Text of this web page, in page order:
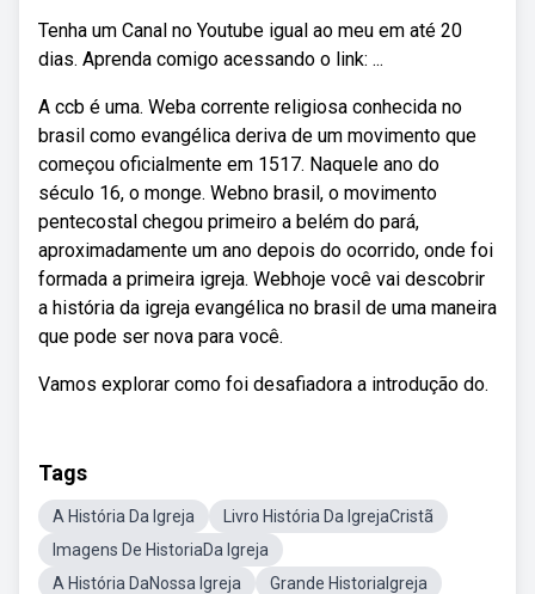
Tenha um Canal no Youtube igual ao meu em até 20
dias. Aprenda comigo acessando o link: ...
A ccb é uma. Weba corrente religiosa conhecida no
brasil como evangélica deriva de um movimento que
começou oficialmente em 1517. Naquele ano do
século 16, o monge. Webno brasil, o movimento
pentecostal chegou primeiro a belém do pará,
aproximadamente um ano depois do ocorrido, onde foi
formada a primeira igreja. Webhoje você vai descobrir
a história da igreja evangélica no brasil de uma maneira
que pode ser nova para você.
Vamos explorar como foi desafiadora a introdução do.
Tags
A História Da Igreja
Livro História Da IgrejaCristã
Imagens De HistoriaDa Igreja
A História DaNossa Igreja
Grande HistoriaIgreja